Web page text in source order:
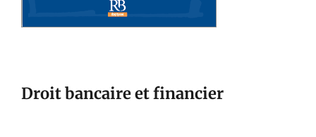
Droit bancaire et financier